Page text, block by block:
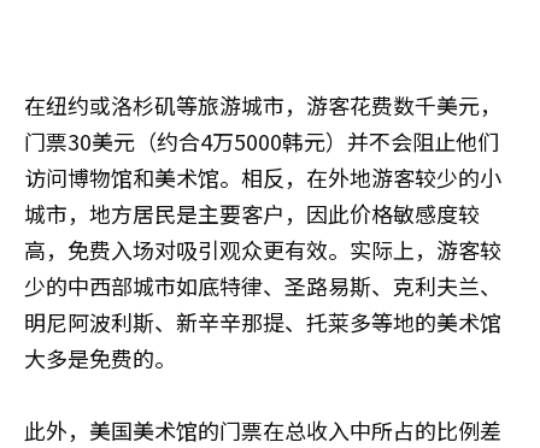
在纽约或洛杉矶等旅游城市，游客花费数千美元，
门票30美元（约合4万5000韩元）并不会阻止他们
访问博物馆和美术馆。相反，在外地游客较少的小
城市，地方居民是主要客户，因此价格敏感度较
高，免费入场对吸引观众更有效。实际上，游客较
少的中西部城市如底特律、圣路易斯、克利夫兰、
明尼阿波利斯、新辛辛那提、托莱多等地的美术馆
大多是免费的。
此外，美国美术馆的门票在总收入中所占的比例差